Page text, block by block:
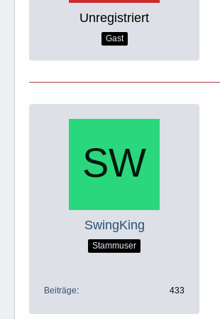
Unregistriert
Gast
SwingKing
Stammuser
Beiträge 433